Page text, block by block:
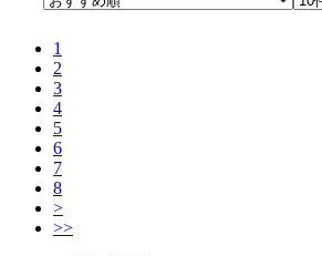
1
2
3
4
5
6
7
8
>
>>